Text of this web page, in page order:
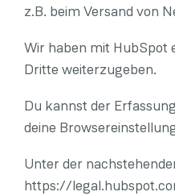
z.B. beim Versand von
Wir haben mit HubSpot
Dritte weiterzugeben.
Du kannst der
deine
Unter der
https://